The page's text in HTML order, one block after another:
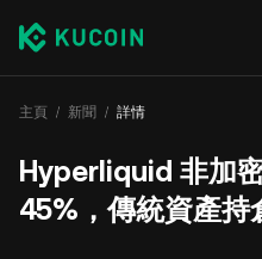
主頁 新聞 詳情
Hyperliquid 非加
45%，傳統資產持